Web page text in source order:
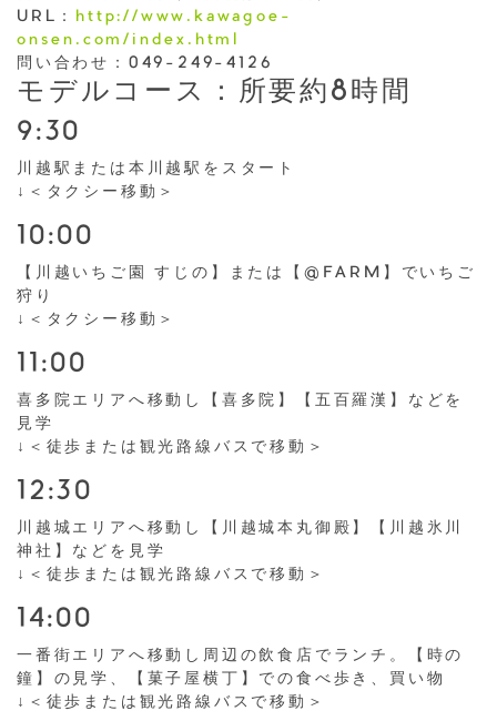
URL：
http://www.kawagoe-
onsen.com/index.html
問い合わせ：049-249-4126
モデルコース：所要約8時間
9:30
川越駅または本川越駅をスタート
↓＜タクシー移動＞
10:00
【川越いちご園 すじの】または【@FARM】でいちご
狩り
↓＜タクシー移動＞
11:00
喜多院エリアへ移動し【喜多院】【五百羅漢】などを
見学
↓＜徒歩または観光路線バスで移動＞
12:30
川越城エリアへ移動し【川越城本丸御殿】【川越氷川
神社】などを見学
↓＜徒歩または観光路線バスで移動＞
14:00
一番街エリアへ移動し周辺の飲食店でランチ。【時の
鐘】の見学、【菓子屋横丁】での食べ歩き、買い物
↓＜徒歩または観光路線バスで移動＞